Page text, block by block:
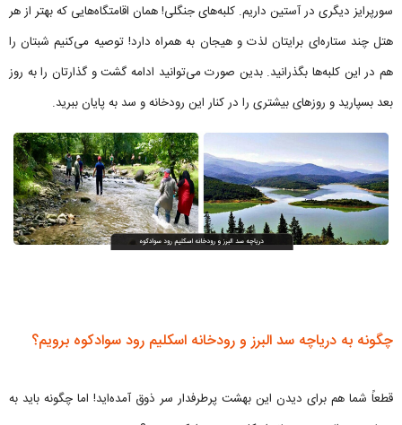
سورپرایز دیگری در آستین داریم. کلبه‌های جنگلی! همان اقامتگاه‌هایی که بهتر از هر
هتل چند ستاره‌ای برایتان لذت و هیجان به همراه دارد! توصیه می‌کنیم شبتان را
هم در این کلبه‌ها بگذرانید. بدین صورت می‌توانید ادامه گشت و گذارتان را به روز
بعد بسپارید و روزهای بیشتری را در کنار این رودخانه و سد به پایان ببرید.
چگونه به دریاچه سد البرز و رودخانه اسکلیم رود سوادکوه برویم؟
قطعاً شما هم برای دیدن این بهشت پرطرفدار سر ذوق آمده‌اید! اما چگونه باید به